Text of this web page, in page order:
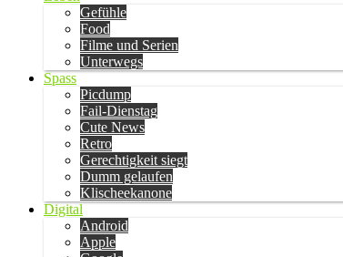
Gefühle
Food
Filme und Serien
Unterwegs
Spass
Picdump
Fail-Dienstag
Cute News
Retro
Gerechtigkeit siegt
Dumm gelaufen
Klischeekanone
Digital
Android
Apple